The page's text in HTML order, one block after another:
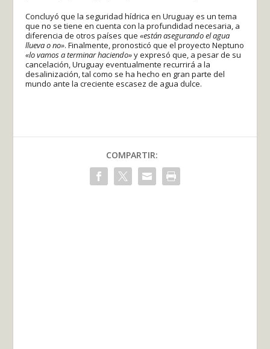
Concluyó que la seguridad hídrica en Uruguay es un tema
que no se tiene en cuenta con la profundidad necesaria, a
diferencia de otros países que«están asegurando el agua
llueva o no». Finalmente, pronosticó que el proyecto Neptuno
«lo vamos a terminar haciendo»y expresó que, a pesar de su
cancelación, Uruguay eventualmente recurrirá a la
desalinización, tal como se ha hecho en gran parte del
mundo ante la creciente escasez de agua dulce.
COMPARTIR: